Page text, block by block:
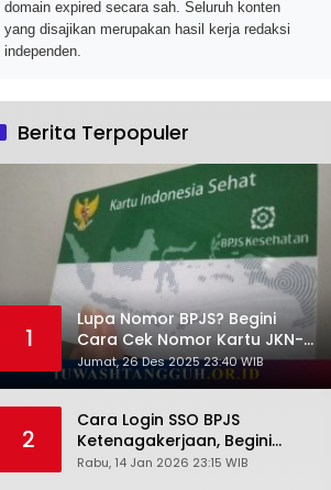
domain expired secara sah. Seluruh konten
yang disajikan merupakan hasil kerja redaksi
independen.
Berita Terpopuler
1
Lupa Nomor BPJS? Begini
Cara Cek Nomor Kartu JKN-
KIS dengan NIK KTP
Jumat, 26 Des 2025 23:40 WIB
2
Cara Login SSO BPJS
Ketenagakerjaan, Begini
Tutorial Lengkap dan
Rabu, 14 Jan 2026 23:15 WIB